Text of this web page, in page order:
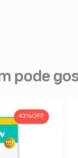
pode
43%OFF